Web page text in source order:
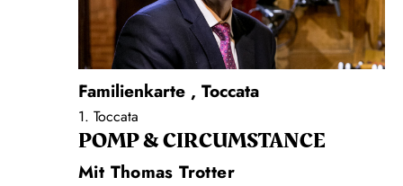
Familienkarte , Toccata
1. Toccata
POMP & CIRCUMSTANCE
Mit Thomas Trotter